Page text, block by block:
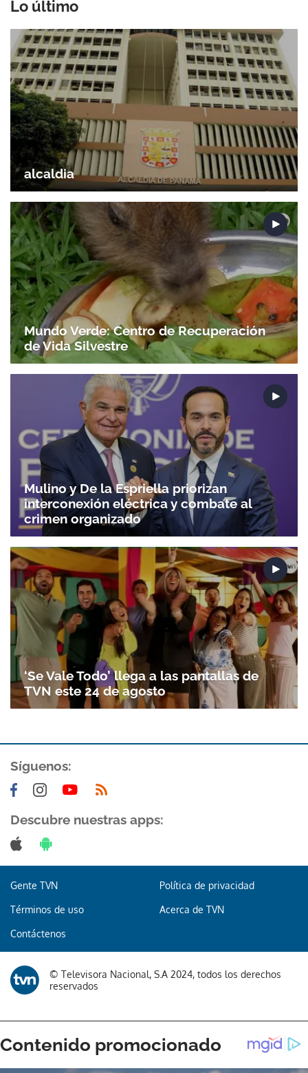
ACEPTAR
Lo último
alcaldia
Mundo Verde: Centro de Recuperación
de Vida Silvestre
Mulino y De la Espriella priorizan
interconexión eléctrica y combate al
crimen organizado
‘Se Vale Todo’ llega a las pantallas de
TVN este 24 de agosto
Síguenos:
Descubre nuestras apps:
Gente TVN Política de privacidad
Términos de uso Acerca de TVN
Contáctenos
© Televisora Nacional, S.A 2024, todos los derechos
reservados